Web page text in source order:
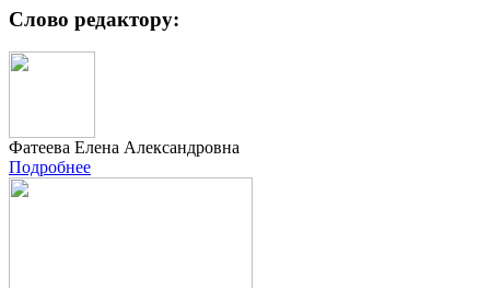
Слово редактору:
Фатеева Елена Александровна
Подробнее